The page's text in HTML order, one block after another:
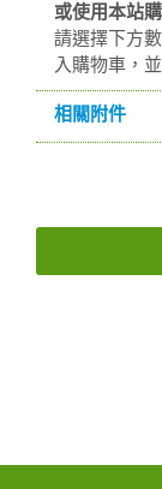
或使用本站購
請選擇下方
入購物車，
相關附件